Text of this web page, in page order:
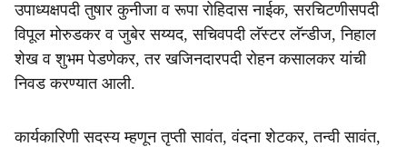
उपाध्यक्षपदी तुषार कुनीजा व रूपा रोहिदास नाईक, सरचिटणीसपदी
विपूल मोरुडकर व जुबेर सय्यद, सचिवपदी लॅस्टर लॅन्डीज, निहाल
शेख व शुभम पेडणेकर, तर खजिनदारपदी रोहन कसालकर यांची
निवड करण्यात आली.
कार्यकारिणी सदस्य म्हणून तृप्ती सावंत, वंदना शेटकर, तन्वी सावंत,